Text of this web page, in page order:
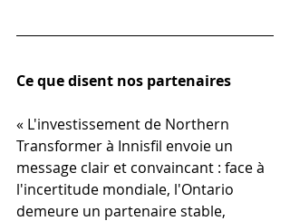
Ce que disent nos partenaires
« L'investissement de Northern
Transformer à Innisfil envoie un
message clair et convaincant : face à
l'incertitude mondiale, l'Ontario
demeure un partenaire stable,